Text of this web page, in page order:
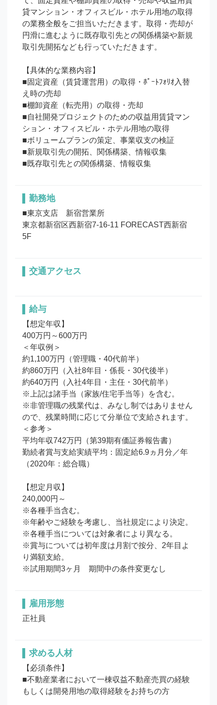
貸マンション・オフィスビル・ホテル用地の取得
の業務全般をご担当いただきます。取得・売却が
円滑に進むように既存取引先との関係構築や新規
取引先開拓なども行っていただきます。
【具体的な業務内容】
■固定資産（賃貸運営用）の取得・ﾎﾟｰﾄﾌｫﾘｵ入替
え時の売却
■棚卸資産（転売用）の取得・売却
■自社開発プロジェクトのための収益用賃貸マン
ション・オフィスビル・ホテル用地の取得
■ボリュームプランの策定、事業収支の検証
■新規取引先の開拓、関係構築、情報収集
■既存取引先との関係構築、情報収集
勤務地
■東京支店　新宿営業所
東京都新宿区西新宿7-16-11 FORECAST西新宿
5F
交通アクセス
給与
【想定年収】
400万円～600万円
＜年収例＞
約1,100万円（管理職・40代前半）
約860万円（入社8年目・係長・30代後半）
約640万円（入社4年目・主任・30代前半）
※上記は諸手当（家族/住宅手当等）を含む。
※非管理職の残業代は、みなし制ではありません
ので、残業時間に応じて分単位で支給されます。
＜参考＞
平均年収742万円（第39期有価証券報告書）
勤続者賞与支給実績平均：固定給6.9ヵ月分／年
（2020年：総合職）
【想定月収】
240,000円～
※各種手当含む。
※年齢やご経験を考慮し、当社規定により決定。
※各種手当については対象者により異なる。
※賞与については初年度は月割で按分、2年目よ
り満額支給。
※試用期間3ヶ月　期間中の条件変更なし
雇用形態
正社員
求める人材
【必須条件】
■不動産業者において一棟収益不動産売買の経験
もしくは開発用地の取得経験をお持ちの方